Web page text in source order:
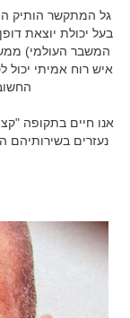
גל המתקשר הותיק
בעל יכולת יוצאת
המשבר העולמי) ממש
איש רוח אמיתי
אנו חיים בתקופה
נעזרים בשירותיהם